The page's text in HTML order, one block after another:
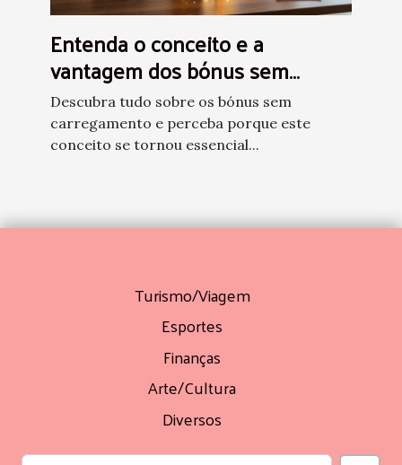
Entenda o conceito e a
vantagem dos bónus sem
carregamento
Descubra tudo sobre os bónus sem
carregamento e perceba porque este
conceito se tornou essencial...
Turismo/Viagem
Esportes
Finanças
Arte/Cultura
Diversos